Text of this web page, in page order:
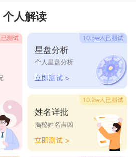
个人解读
星盘分析
个人星盘分析
姓名详批
揭秘姓名吉凶